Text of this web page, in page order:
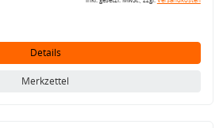
Details
Merkzettel